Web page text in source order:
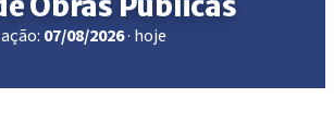
07/08/2026· hoje